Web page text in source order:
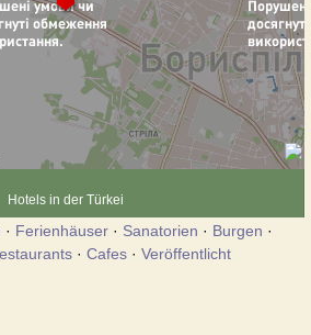
Hotels in der Türkei
· Ferienhäuser · Sanatorien · Burgen ·
· Cafes · Veröffentlicht